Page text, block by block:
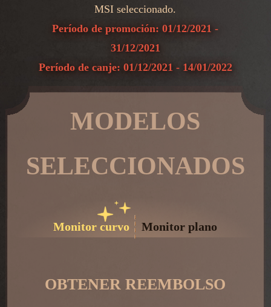
MSI seleccionado.
Período de promoción: 01/12/2021 -
31/12/2021
Período de canje: 01/12/2021 - 14/01/2022
MODELOS
SELECCIONADOS
Monitor curvo Monitor plano
OBTENER REEMBOLSO